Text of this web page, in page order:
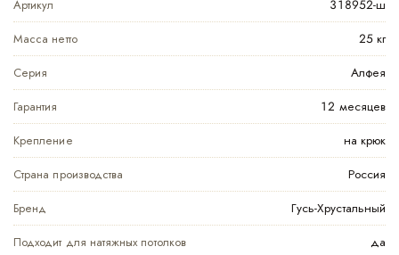
Артикул
318952-ш
Масса нетто
25 кг
Серия
Алфея
Гарантия
12 месяцев
Крепление
на крюк
Страна производства
Россия
Бренд
Гусь-Хрустальный
Подходит для натяжных потолков
да